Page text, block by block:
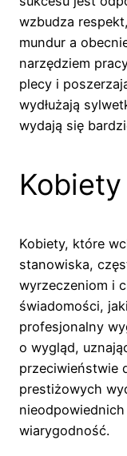
wzbudza
mundur a
narzędziem
plecy i
wydłużają
wydają się
Kobiety, które
stanowiska,
wyrzeczeniom i
świadomości,
profesjonalny
o wygląd,
przeciwieństwie
prestiżowych
wiarygodność.